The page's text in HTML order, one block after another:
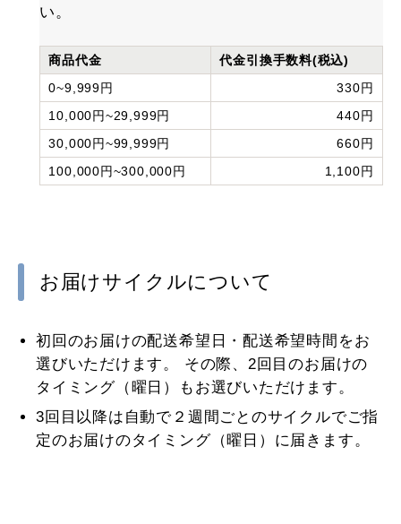
い。
商品代金
代金引換手数料(税込)
0~9,999円
330円
10,000円~29,999円
440円
30,000円~99,999円
660円
100,000円~300,000円
1,100円
お届けサイクルについて
初回のお届けの配送希望日・配送希望時間をお
選びいただけます。 その際、2回目のお届けの
タイミング（曜日）もお選びいただけます。
3回目以降は自動で２週間ごとのサイクルでご指
定のお届けのタイミング（曜日）に届きます。